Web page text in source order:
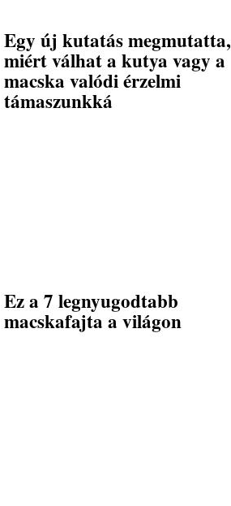
Egy új kutatás megmutatta,
miért válhat a kutya vagy a
macska valódi érzelmi
támaszunkká
Ez a 7 legnyugodtabb
macskafajta a világon